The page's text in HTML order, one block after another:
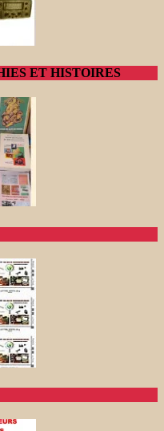
ET HISTOIRES